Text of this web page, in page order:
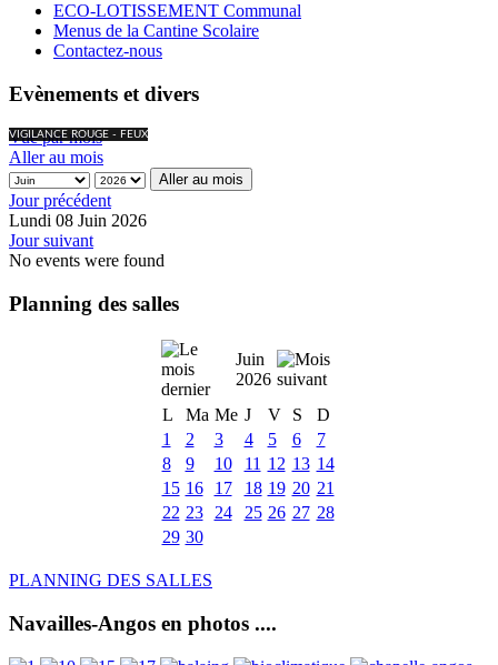
ECO-LOTISSEMENT Communal
Menus de la Cantine Scolaire
Contactez-nous
Evènements et divers
VIGILANCE ROUGE - FEUX
Vue par mois
Aller au mois
Aller au mois
Jour précédent
Lundi 08 Juin 2026
Jour suivant
No events were found
Planning des salles
Juin
2026
L
Ma Me J V S
D
1
2 3 4 5 6
7
8
9 10 11 12 13 14
15 16 17 18 19 20 21
22 23 24 25 26 27 28
29 30
PLANNING DES SALLES
Navailles-Angos en photos ....